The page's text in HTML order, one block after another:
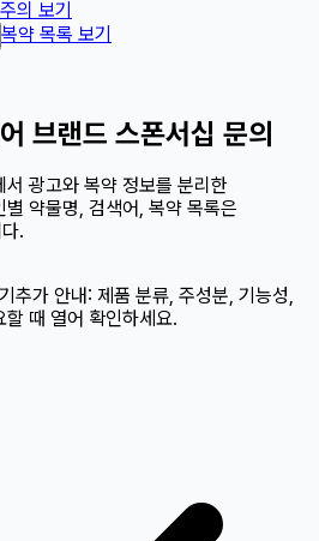
의 보기
복약 목록 보기
브랜드 스폰서십 문의
광고와 복약 정보를 분리한
약물명, 검색어, 복약 목록은
.
추가 안내: 제품 분류, 주성분, 기능성,
때 열어 확인하세요.